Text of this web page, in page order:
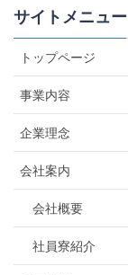
サイトメニュー
トップページ
事業内容
企業理念
会社案内
会社概要
社員寮紹介